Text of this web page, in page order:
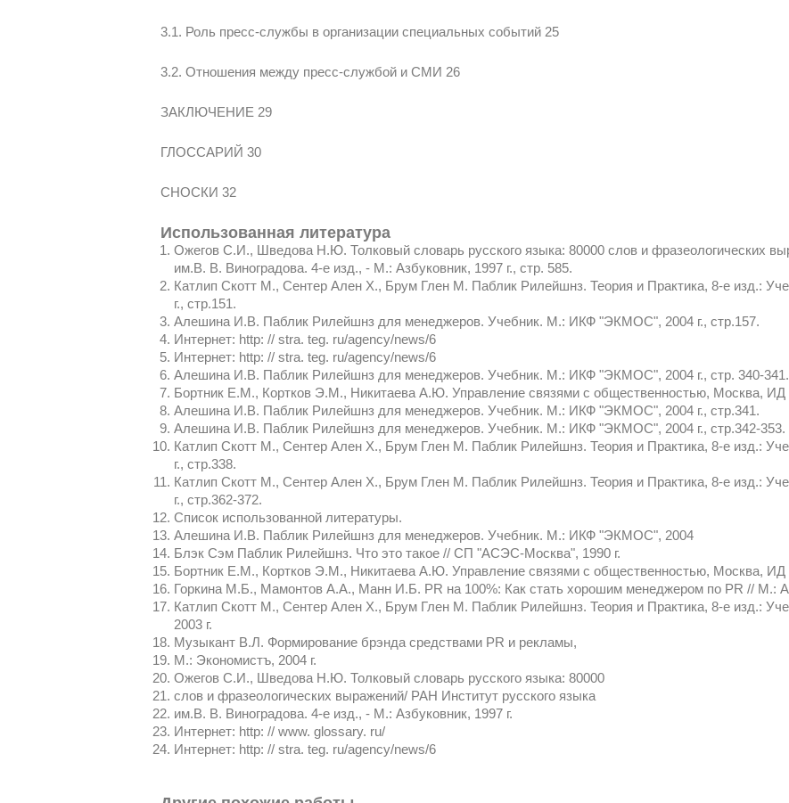
3.1. Роль пресс-службы в организации специальных событий 25
3.2. Отношения между пресс-службой и СМИ 26
ЗАКЛЮЧЕНИЕ 29
ГЛОССАРИЙ 30
СНОСКИ 32
Использованная литература
Ожегов С.И., Шведова Н.Ю. Толковый словарь русского языка: 80000 слов и фразеологических
им.В. В. Виноградова. 4-е изд., - М.: Азбуковник, 1997 г., стр. 585.
Катлип Скотт М., Сентер Ален Х., Брум Глен М. Паблик Рилейшнз. Теория и Практика, 8-е изд.:
г., стр.151.
Алешина И.В. Паблик Рилейшнз для менеджеров. Учебник. М.: ИКФ "ЭКМОС", 2004 г., стр.157.
Интернет: http: // stra. teg. ru/agency/news/6
Интернет: http: // stra. teg. ru/agency/news/6
Алешина И.В. Паблик Рилейшнз для менеджеров. Учебник. М.: ИКФ "ЭКМОС", 2004 г., стр. 340-341.
Бортник Е.М., Кортков Э.М., Никитаева А.Ю. Управление связями с общественностью, Москва,
Алешина И.В. Паблик Рилейшнз для менеджеров. Учебник. М.: ИКФ "ЭКМОС", 2004 г., стр.341.
Алешина И.В. Паблик Рилейшнз для менеджеров. Учебник. М.: ИКФ "ЭКМОС", 2004 г., стр.342-353.
Катлип Скотт М., Сентер Ален Х., Брум Глен М. Паблик Рилейшнз. Теория и Практика, 8-е изд.:
г., стр.338.
Катлип Скотт М., Сентер Ален Х., Брум Глен М. Паблик Рилейшнз. Теория и Практика, 8-е изд.:
г., стр.362-372.
Список использованной литературы.
Алешина И.В. Паблик Рилейшнз для менеджеров. Учебник. М.: ИКФ "ЭКМОС", 2004
Блэк Сэм Паблик Рилейшнз. Что это такое // СП "АСЭС-Москва", 1990 г.
Бортник Е.М., Кортков Э.М., Никитаева А.Ю. Управление связями с общественностью, Москва,
Горкина М.Б., Мамонтов А.А., Манн И.Б. PR на 100%: Как стать хорошим менеджером по PR // М.:
Катлип Скотт М., Сентер Ален Х., Брум Глен М. Паблик Рилейшнз. Теория и Практика, 8-е изд.:
2003 г.
Музыкант В.Л. Формирование брэнда средствами PR и рекламы,
М.: Экономистъ, 2004 г.
Ожегов С.И., Шведова Н.Ю. Толковый словарь русского языка: 80000
слов и фразеологических выражений/ РАН Институт русского языка
им.В. В. Виноградова. 4-е изд., - М.: Азбуковник, 1997 г.
Интернет: http: // www. glossary. ru/
Интернет: http: // stra. teg. ru/agency/news/6